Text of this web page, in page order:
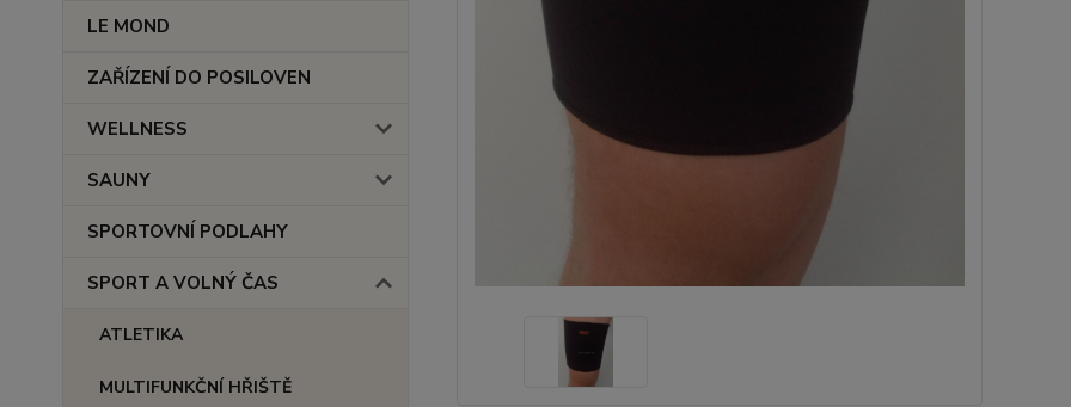
LE MOND
ZAŘÍZENÍ DO POSILOVEN
WELLNESS
SAUNY
SPORTOVNÍ PODLAHY
SPORT A VOLNÝ ČAS
ATLETIKA
MULTIFUNKČNÍ HŘIŠTĚ